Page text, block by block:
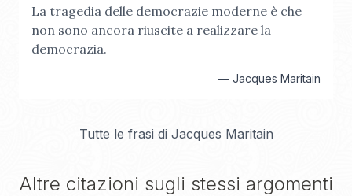
La tragedia delle democrazie moderne è che
non sono ancora riuscite a realizzare la
democrazia.
— Jacques Maritain
Tutte le frasi di Jacques Maritain
Altre citazioni sugli stessi argomenti